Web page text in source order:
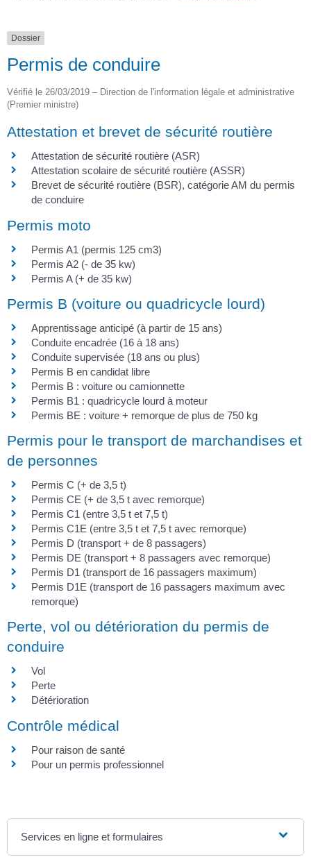
Dossier
Permis de conduire
Vérifié le 26/03/2019 – Direction de l'information légale et administrative
(Premier ministre)
Attestation et brevet de sécurité routière
Attestation de sécurité routière (ASR)
Attestation scolaire de sécurité routière (ASSR)
Brevet de sécurité routière (BSR), catégorie AM du permis
de conduire
Permis moto
Permis A1 (permis 125 cm3)
Permis A2 (- de 35 kw)
Permis A (+ de 35 kw)
Permis B (voiture ou quadricycle lourd)
Apprentissage anticipé (à partir de 15 ans)
Conduite encadrée (16 à 18 ans)
Conduite supervisée (18 ans ou plus)
Permis B en candidat libre
Permis B : voiture ou camionnette
Permis B1 : quadricycle lourd à moteur
Permis BE : voiture + remorque de plus de 750 kg
Permis pour le transport de marchandises et
de personnes
Permis C (+ de 3,5 t)
Permis CE (+ de 3,5 t avec remorque)
Permis C1 (entre 3,5 t et 7,5 t)
Permis C1E (entre 3,5 t et 7,5 t avec remorque)
Permis D (transport + de 8 passagers)
Permis DE (transport + 8 passagers avec remorque)
Permis D1 (transport de 16 passagers maximum)
Permis D1E (transport de 16 passagers maximum avec
remorque)
Perte, vol ou détérioration du permis de
conduire
Vol
Perte
Détérioration
Contrôle médical
Pour raison de santé
Pour un permis professionnel
Services en ligne et formulaires